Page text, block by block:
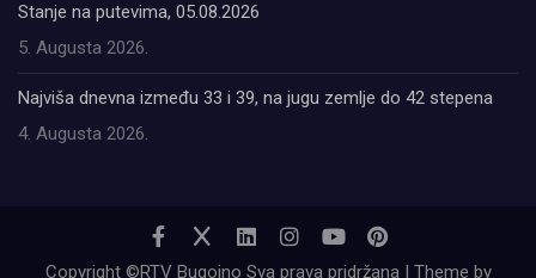
Stanje na putevima, 05.08.2026
5. Augusta 2026.
Najviša dnevna između 33 i 39, na jugu zemlje do 42 stepena
4. Augusta 2026.
Copyright ©RTV Bugojno Sva prava pridržana | Theme by